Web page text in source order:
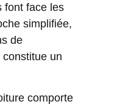
font face les
simplifiée,
de
un
comporte